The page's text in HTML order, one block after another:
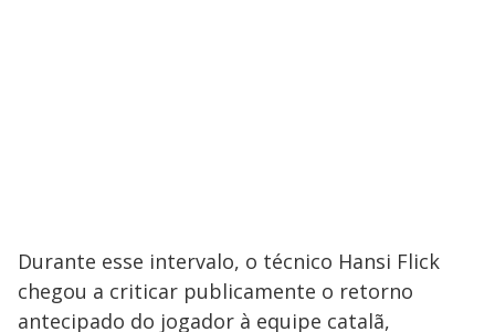
Durante esse intervalo, o técnico Hansi Flick
chegou a criticar publicamente o retorno
antecipado do jogador à equipe catalã,